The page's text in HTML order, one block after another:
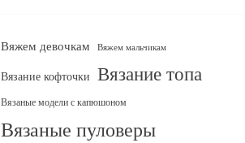
Вяжем девочкам Вяжем мальчикам
Вязание кофточки Вязание топа
Вязаные модели с капюшоном
Вязаные пуловеры